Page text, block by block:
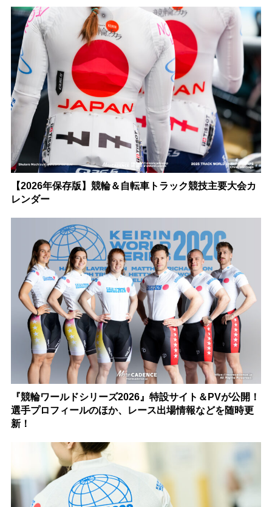
【2026年保存版】競輪＆自転車トラック競技主要大会カ
レンダー
『競輪ワールドシリーズ2026』特設サイト＆PVが公開！
選手プロフィールのほか、レース出場情報などを随時更
新！